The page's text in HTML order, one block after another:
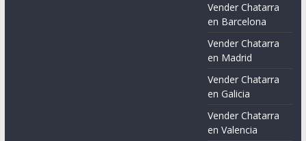
Vender Chatarra
en Barcelona
Vender Chatarra
en Madrid
Vender Chatarra
en Galicia
Vender Chatarra
en Valencia